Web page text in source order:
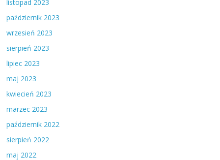
listopad 2023
październik 2023
wrzesień 2023
sierpień 2023
lipiec 2023
maj 2023
kwiecień 2023
marzec 2023
październik 2022
sierpień 2022
maj 2022